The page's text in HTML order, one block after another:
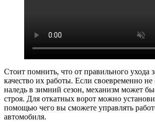
Стоит помнить, что от правильного ухода
качество их работы. Если своевременно
наледь в зимний сезон, механизм может
строя. Для откатных ворот можно
помощью чего вы сможете управлять
автомобиля.